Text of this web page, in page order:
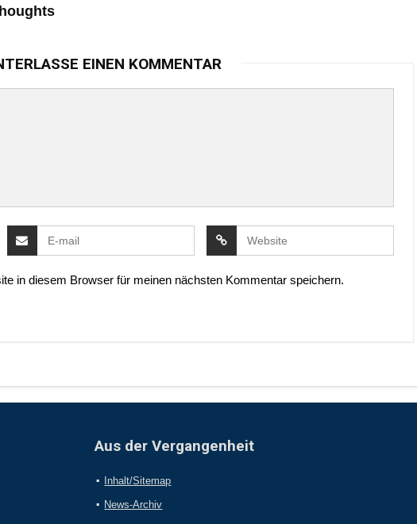
EINEN KOMMENTAR
in diesem Browser für meinen nächsten Kommentar speichern.
Aus der Vergangenheit
Inhalt/Sitemap
News-Archiv